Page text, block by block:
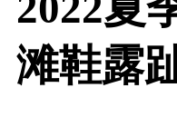
滩鞋露